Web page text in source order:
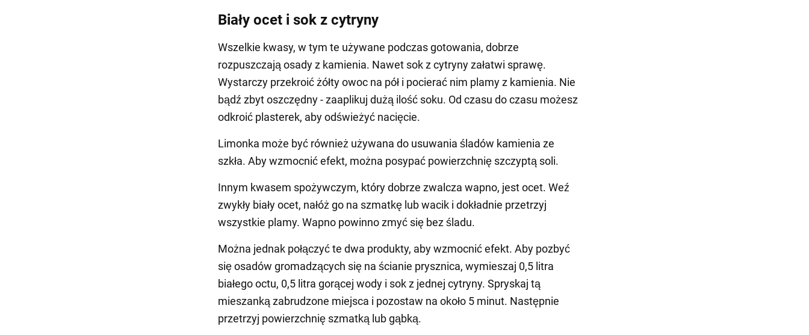
Biały ocet i sok z cytryny
Wszelkie kwasy, w tym te używane podczas gotowania, dobrze
rozpuszczają osady z kamienia. Nawet sok z cytryny załatwi sprawę.
Wystarczy przekroić żółty owoc na pół i pocierać nim plamy z kamienia. Nie
bądź zbyt oszczędny - zaaplikuj dużą ilość soku. Od czasu do czasu możesz
odkroić plasterek, aby odświeżyć nacięcie.
Limonka może być również używana do usuwania śladów kamienia ze
szkła. Aby wzmocnić efekt, można posypać powierzchnię szczyptą soli.
Innym kwasem spożywczym, który dobrze zwalcza wapno, jest ocet. Weź
zwykły biały ocet, nałóż go na szmatkę lub wacik i dokładnie przetrzyj
wszystkie plamy. Wapno powinno zmyć się bez śladu.
Można jednak połączyć te dwa produkty, aby wzmocnić efekt. Aby pozbyć
się osadów gromadzących się na ścianie prysznica, wymieszaj 0,5 litra
białego octu, 0,5 litra gorącej wody i sok z jednej cytryny. Spryskaj tą
mieszanką zabrudzone miejsca i pozostaw na około 5 minut. Następnie
przetrzyj powierzchnię szmatką lub gąbką.